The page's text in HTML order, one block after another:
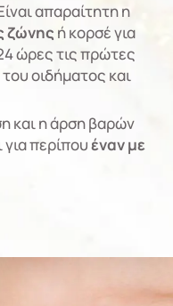
απαραίτητη η
ζώνης ή κορσέ για
ώρες τις πρώτες
οιδήματος και
και η άρση βαρών
περίπουέναν με